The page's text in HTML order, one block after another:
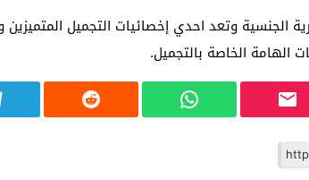
الجنسية وتعد احدي إخصائيات التجميل